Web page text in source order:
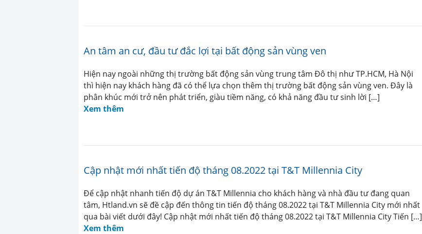
An tâm an cư, đầu tư đắc lợi tại bất động sản vùng ven
Hiện nay ngoài những thị trường bất động sản vùng trung tâm Đô thị như TP.HCM, Hà Nội
thì hiện nay khách hàng đã có thể lựa chọn thêm thị trường bất động sản vùng ven. Đây là
phân khúc mới trở nên phát triển, giàu tiềm năng, có khả năng đầu tư sinh lời […]
Xem thêm
Cập nhật mới nhất tiến độ tháng 08.2022 tại T&T Millennia City
Để cập nhật nhanh tiến độ dự án T&T Millennia cho khách hàng và nhà đầu tư đang quan
tâm, Htland.vn sẽ đề cập đến thông tin tiến độ tháng 08.2022 tại T&T Millennia City mới nhất
qua bài viết dưới đây! Cập nhật mới nhất tiến độ tháng 08.2022 tại T&T Millennia City Tiến […]
Xem thêm